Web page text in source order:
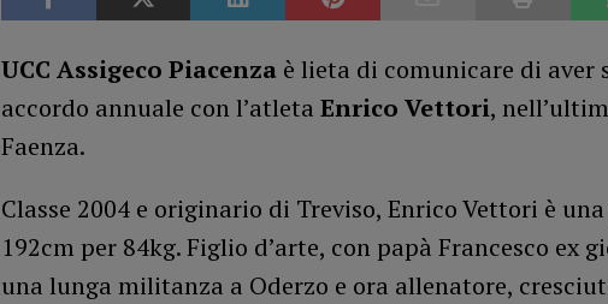
UCC Assigeco Piacenza è lieta di comunicare di
accordo annuale con l’atleta Enrico Vettori,
Faenza.
Classe 2004 e originario di Treviso, Enrico Vettori è
192cm per 84kg. Figlio d’arte, con papà Francesco ex
una lunga militanza a Oderzo e ora allenatore,